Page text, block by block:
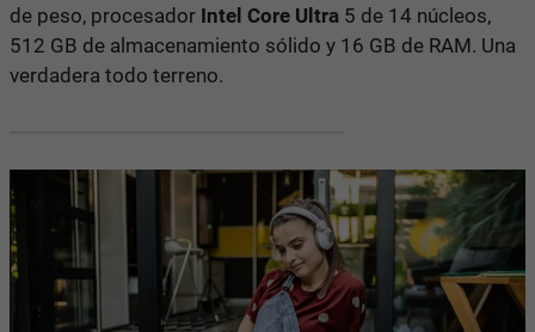
de peso, procesador Intel Core Ultra 5 de 14 núcleos,
512 GB de almacenamiento sólido y 16 GB de RAM. Una
verdadera todo terreno.